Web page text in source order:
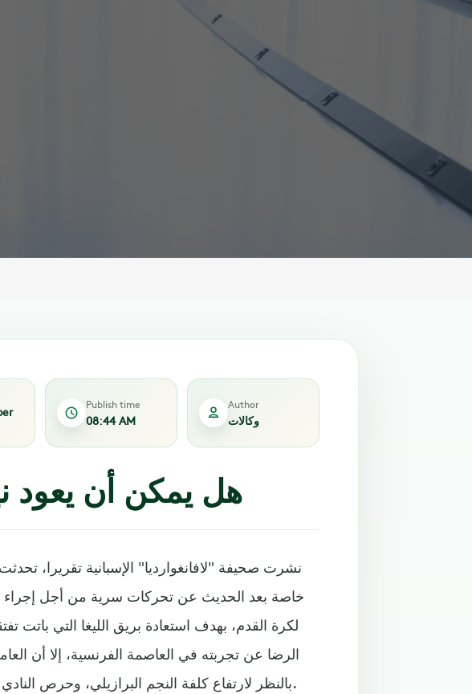
Publish time
08:44 AM
Author
وكالات
هل يمكن أن يعود
نشرت صحيفة "لافانغوارديا" الإسبانية تقريرا،
خاصة بعد الحديث عن تحركات سرية من أجل إجراء
لكرة القدم، بهدف استعادة بريق الليغا التي باتت
الرضا عن تجربته في العاصمة الفرنسية، إلا أن
بالنظر لارتفاع كلفة النجم البرازيلي، وحرص النادي الكتالوني على الحفاظ على توازنه المالي.